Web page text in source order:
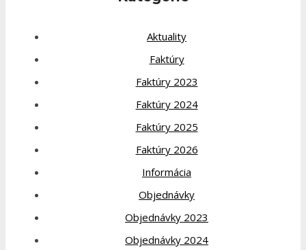
Aktuality
Faktúry
Faktúry 2023
Faktúry 2024
Faktúry 2025
Faktúry 2026
Informácia
Objednávky
Objednávky 2023
Objednávky 2024